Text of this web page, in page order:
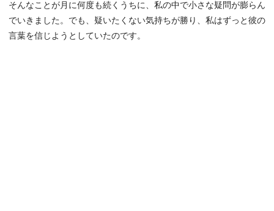
そんなことが月に何度も続くうちに、私の中で小さな疑問が膨らん
でいきました。でも、疑いたくない気持ちが勝り、私はずっと彼の
言葉を信じようとしていたのです。